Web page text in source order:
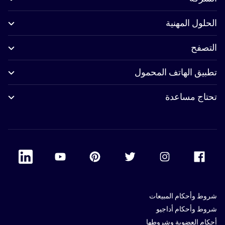
الحلول المهنية
التصفح
تطبيق الهاتف المحمول
تحتاج مساعدة
Accor Facebook
Accor Twitter
Accor Pinterest
Accor Youtube
Linkedin
شروط وأحكام المبيعات
شروط وأحكام أداجيو
أحكام العضوية وشروطها